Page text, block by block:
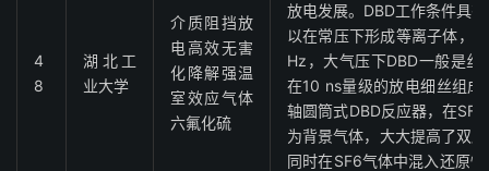
4
8
湖北工
业大学
介质阻挡放
电高效无害
化降解强温
室效应气体
六氟化硫
放电发展。DBD工作条件具
以在常压下形成等离子体，
Hz，大气压下DBD一般是
在10 ns量级的放电细丝组
轴圆筒式DBD反应器，在
为背景气体，大大提高了双
同时在SF6气体中混入还原